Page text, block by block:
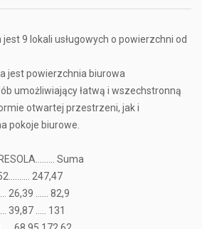
9 lokali usługowych o powierzchni od
jest powierzchnia biurowa
umożliwiający łatwą i wszechstronną
otwartej przestrzeni, jak i
pokoje biurowe.
Suma
247,47
26,39 …... 82,9
39,87 ….. 131